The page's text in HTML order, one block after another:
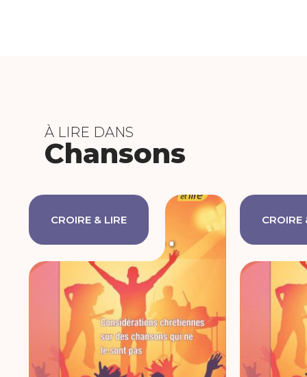
À LIRE DANS
Chansons
CROIRE & LIRE CROIRE